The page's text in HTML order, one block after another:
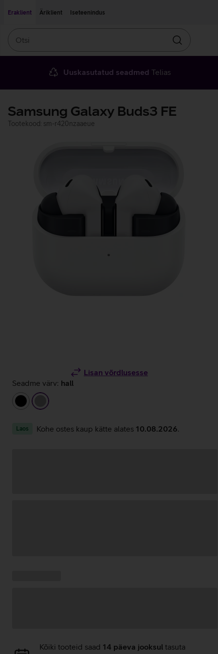
Eraklient
Äriklient Iseteenindus
Otsin
Uuskasutatud seadmed Telias
Samsung Galaxy Buds3 FE
Tootekood: sm-r420nzaaeue
Lisan võrdlusesse
Seadme värv: hall
must
hall
Laos Kohe ostes kaup kätte alates 10.08.2026
AndmeteKõiki tooteid saad 14 päeva jooksul tasuta